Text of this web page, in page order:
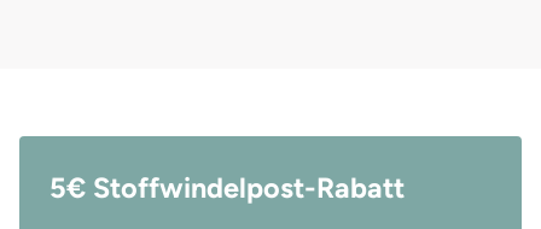
Aufhängen Selbstentleerend dank Bodenreißverschluss –
Rand – perfekt als Pail Liner im Windeleimer Wasserabweisend,
5€ Stoffwindelpost-Rabatt